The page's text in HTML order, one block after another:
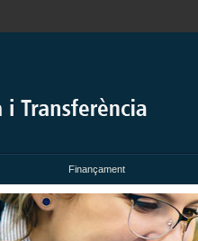
Finançament